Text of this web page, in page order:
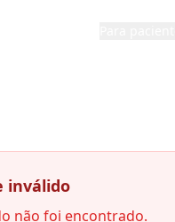
inválido
não foi encontrado.